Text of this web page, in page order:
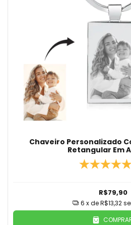
Chaveiro Personalizado
Retangular Em
R$79,90
6 x deR$13,32